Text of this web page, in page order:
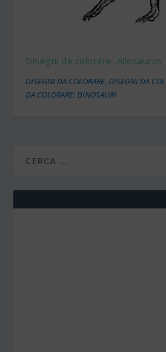
Disegni da colorare: Allosaurus
DISEGNI DA COLORARE,DISEGNI DA
DA COLORARE: DINOSAURI